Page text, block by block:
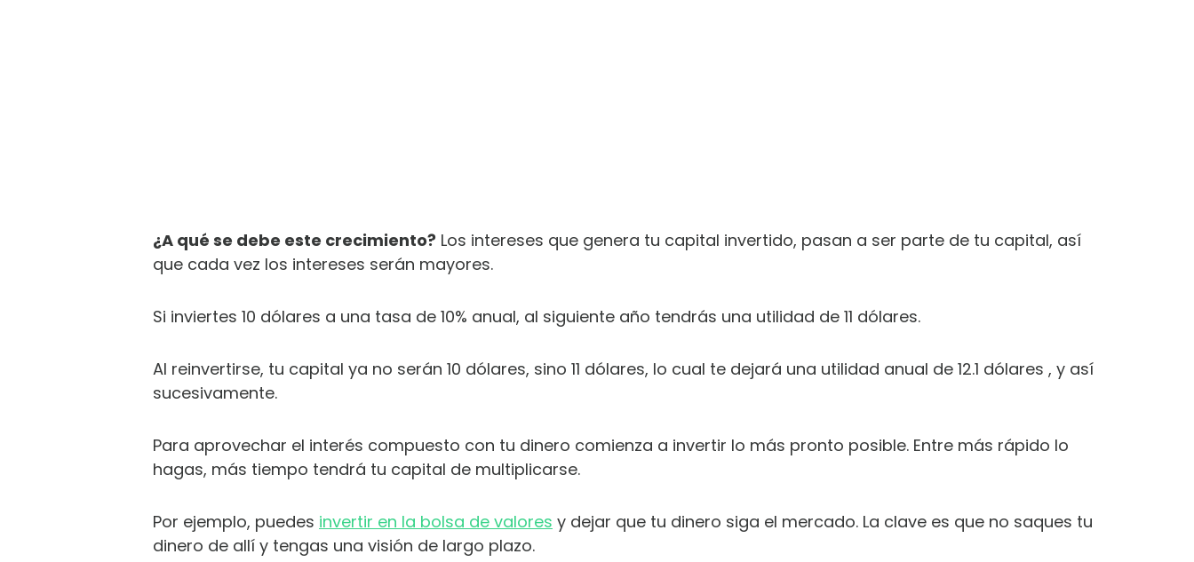
¿A qué se debe este crecimiento? Los intereses que genera tu capital invertido, pasan a ser parte de tu capital, así
que cada vez los intereses serán mayores.
Si inviertes 10 dólares a una tasa de 10% anual, al siguiente año tendrás una utilidad de 11 dólares.
Al reinvertirse, tu capital ya no serán 10 dólares, sino 11 dólares, lo cual te dejará una utilidad anual de 12.1 dólares , y así
sucesivamente.
Para aprovechar el interés compuesto con tu dinero comienza a invertir lo más pronto posible. Entre más rápido lo
hagas, más tiempo tendrá tu capital de multiplicarse.
Por ejemplo, puedes invertir en la bolsa de valores y dejar que tu dinero siga el mercado. La clave es que no saques tu
dinero de allí y tengas una visión de largo plazo.